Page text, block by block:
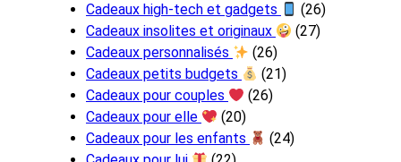
Cadeaux high-tech et gadgets
(26)
Cadeaux insolites et originaux
(27)
Cadeaux personnalisés
(26)
Cadeaux petits budgets
(21)
Cadeaux pour couples
(26)
Cadeaux pour elle
(20)
Cadeaux pour les enfants
(24)